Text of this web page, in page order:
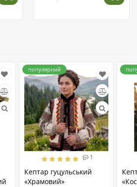
популярний
1
Кептар гуцульський
«Храмовий»